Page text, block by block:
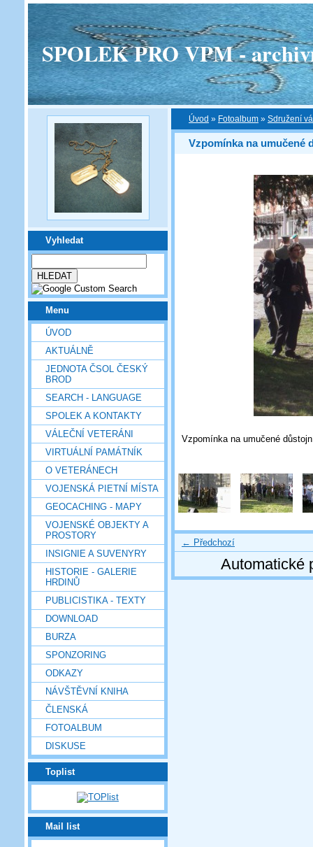
SPOLEK PRO VPM -
Vyhledat
Menu
ÚVOD
AKTUÁLNĚ
JEDNOTA ČSOL ČESKÝ
BROD
SEARCH - LANGUAGE
SPOLEK A KONTAKTY
VÁLEČNÍ VETERÁNI
VIRTUÁLNÍ PAMÁTNÍK
O VETERÁNECH
VOJENSKÁ PIETNÍ MÍSTA
GEOCACHING - MAPY
VOJENSKÉ OBJEKTY A
PROSTORY
INSIGNIE A SUVENYRY
HISTORIE - GALERIE
HRDINŮ
PUBLICISTIKA - TEXTY
DOWNLOAD
BURZA
SPONZORING
ODKAZY
NÁVŠTĚVNÍ KNIHA
ČLENSKÁ
FOTOALBUM
DISKUSE
Toplist
Mail list
Úvod » Fotoalbum » Sdružení
Vzpomínka na umučené
Vzpomínka na umučené
← Předchozí
Automatické